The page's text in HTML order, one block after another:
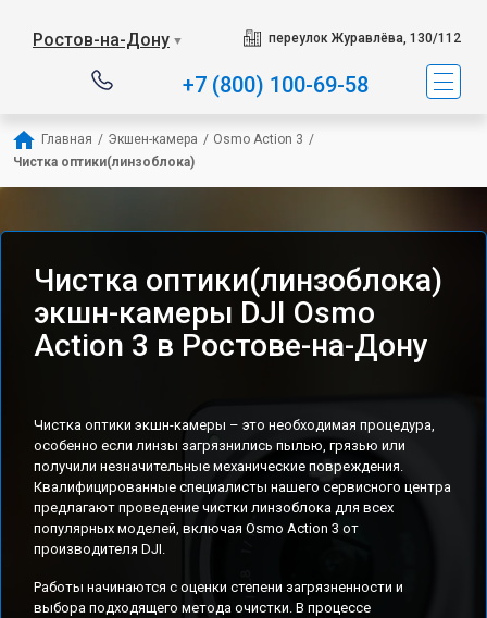
Ростов-на-Дону ▼ переулок Журавлёва, 130/112
+7 (800) 100-69-58
Главная / Экшен-камера / Osmo Action 3 /
Чистка оптики(линзоблока)
Чистка оптики(линзоблока)
экшн-камеры DJI Osmo
Action 3 в Ростове-на-Дону
Чистка оптики экшн-камеры – это необходимая процедура,
особенно если линзы загрязнились пылью, грязью или
получили незначительные механические повреждения.
Квалифицированные специалисты нашего сервисного центра
предлагают проведение чистки линзоблока для всех
популярных моделей, включая Osmo Action 3 от
производителя DJI.
Работы начинаются с оценки степени загрязненности и
выбора подходящего метода очистки. В процессе